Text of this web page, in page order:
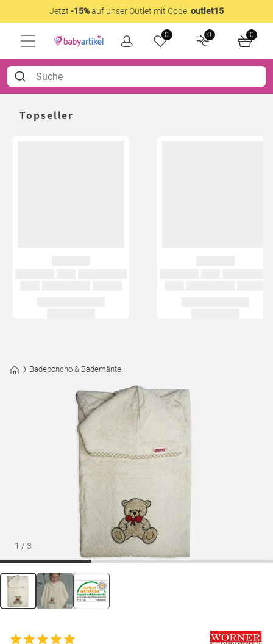
Jetzt -15%auf unser Outlet mit Code: outlet15
0 0 0
Topseller
Badeponcho & Bademäntel
1 / 3